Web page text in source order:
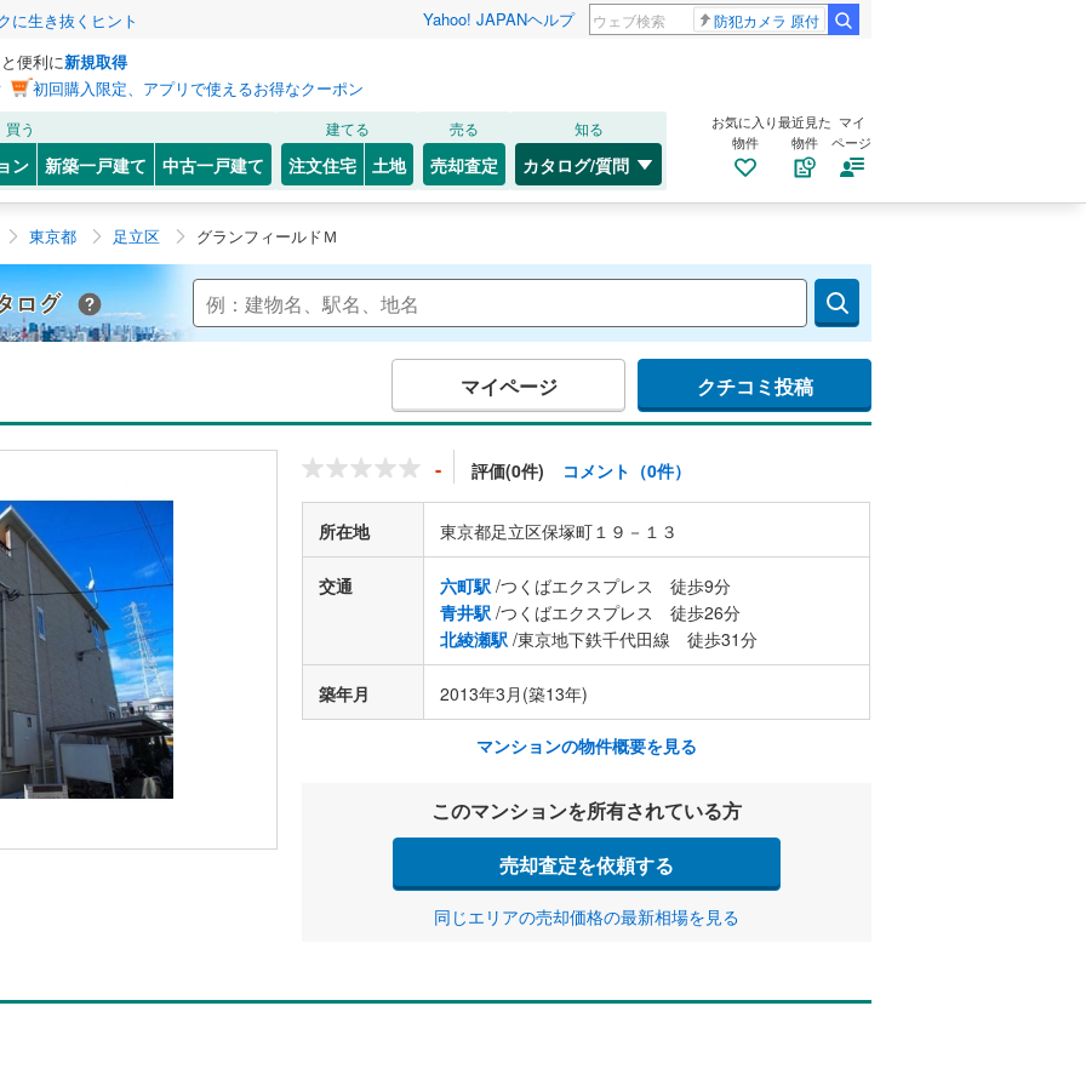
生き抜くヒント Yahoo! JAPANヘルプ 防犯カメラ 原付
便利に新規取得
初回購入限定、アプリで使えるお得なクーポン
買う
ン 新築一戸建て 中古一戸建て
建てる
注文住宅 土地
売る
売却査定
知る
カタログ/質問
お気に入り
物件
最近見た
物件
マイ
ページ
東京都 足立区 グランフィールドＭ
Yahoo!不動産 マンションカタログ
マイページ クチコミ投稿
- 評価(0件) コメント（0件）
所在地 東京都足立区保塚町１９－１３
交通 六町駅 /つくばエクスプレス 徒歩9分
青井駅 /つくばエクスプレス 徒歩26分
北綾瀬駅 /東京地下鉄千代田線 徒歩31分
築年月 2013年3月(築13年)
マンションの物件概要を見る
このマンションを所有されている方
売却査定を依頼する
同じエリアの売却価格の最新相場を見る